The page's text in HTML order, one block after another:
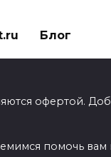
Блог
офертой.
помочь вам